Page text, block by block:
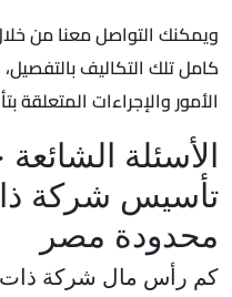
كامل تلك التكاليف
الأمور والإجراءات
الأسئلة
تأسيس شركة
محدودة مصر
كم رأس مال شركة ذات